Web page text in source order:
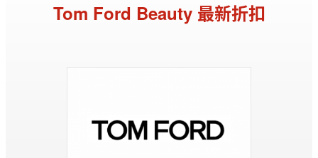
Tom Ford Beauty 最新折扣